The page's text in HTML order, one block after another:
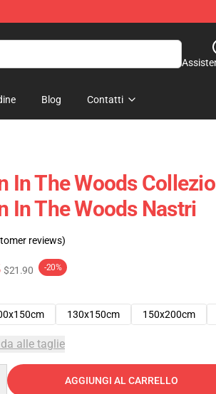
Blog Contatti
In The Woods
In The Woods Nastri
reviews)
$21.90 -20%
130x150cm 150x200cm
alle taglie
AGGIUNGI AL CARRELLO